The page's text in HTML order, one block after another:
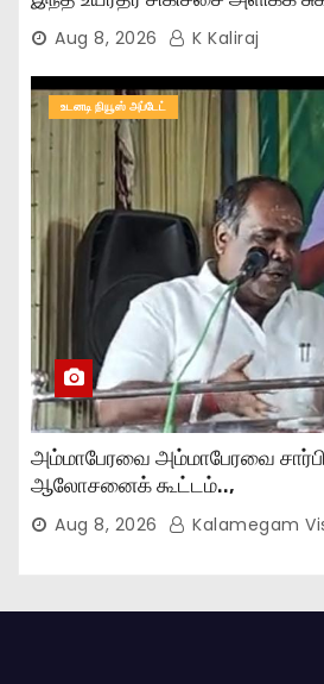
Aug 8, 2026 K Kaliraj
உடனடி நியூஸ் அப்டேட்
அம்மாபேரவை அம்மாபேரவை
ஆலோசனைக் கூட்டம்..,
Aug 8, 2026 Kalamegam